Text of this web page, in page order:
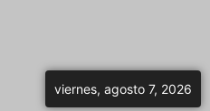
viernes, agosto 7, 2026